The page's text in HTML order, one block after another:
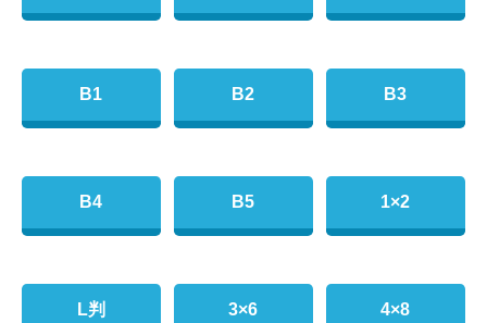
B1 B2 B3
B4 B5 1×2
L判 3×6 4×8